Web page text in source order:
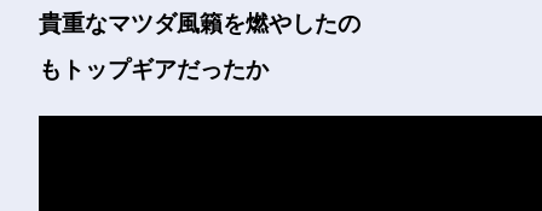
貴重なマツダ風籟を燃やしたの
もトップギアだったか